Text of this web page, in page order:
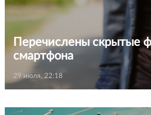
Перечислены скрытые
смартфона
29 июля, 22:18